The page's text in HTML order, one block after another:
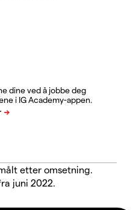
dine ved å jobbe deg
i IG Academy-appen.
etter omsetning.
juni 2022.